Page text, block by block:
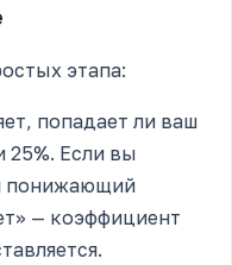
этапа:
попадает ли ваш
25%. Если вы
понижающий
— коэффициент